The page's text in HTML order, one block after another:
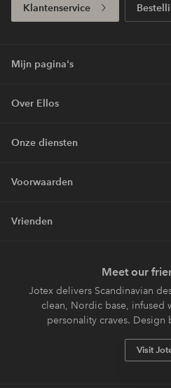
Klantenservice
Mijn pagina's
Over Ellos
Onze diensten
Voorwaarden
Vrienden
Meet our
Jotex delivers Scandinavian
clean, Nordic base, infused
personality craves.
Visit